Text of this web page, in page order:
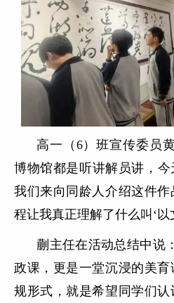
高一（6）班宣传委员
博物馆都是听讲解员讲，
我们来向同龄人介绍这件
程让我真正理解了什么叫‘以
蒯主任在活动总结中说
政课，更是一堂沉浸的美
规形式，就是希望同学们